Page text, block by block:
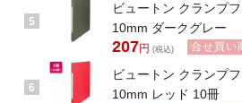
5
ビュートン クランプ
10mm ダークグレー
207円 (税込) 合せ買い
6
ビュートン クランプ
10mm レッド 10冊